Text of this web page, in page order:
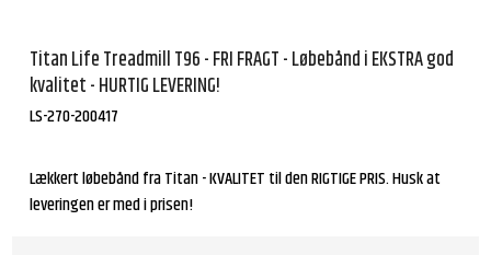
Titan Life Treadmill T96 - FRI FRAGT - Løbebånd i EKSTRA god
kvalitet - HURTIG LEVERING!
LS-270-200417
Lækkert løbebånd fra Titan - KVALITET til den RIGTIGE PRIS. Husk at
leveringen er med i prisen!